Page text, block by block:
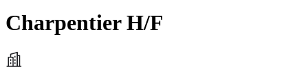
Charpentier H/F